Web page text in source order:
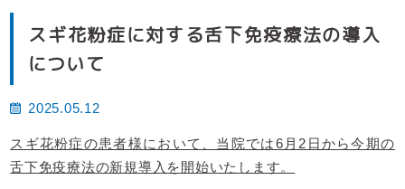
スギ花粉症に対する舌下免疫療法の導入
について
2025.05.12
スギ花粉症の患者様において、当院では6月2日から今期の
舌下免疫療法の新規導入を開始いたします。